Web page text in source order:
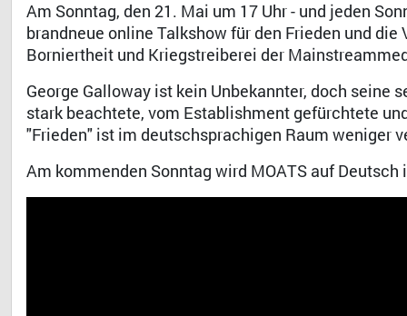
Am Sonntag, den 21. Mai um 17 Uhr - und jeden
brandneue online Talkshow für den Frieden und
Borniertheit und Kriegstreiberei der
George Galloway ist kein Unbekannter, doch
stark beachtete, vom Establishment gefürchtete
"Frieden" ist im deutschsprachigen Raum weniger
Am kommenden Sonntag wird MOATS auf Deutsch